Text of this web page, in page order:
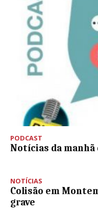
PODCAST
Notícias da
NOTÍCIAS
Colisão em
grave